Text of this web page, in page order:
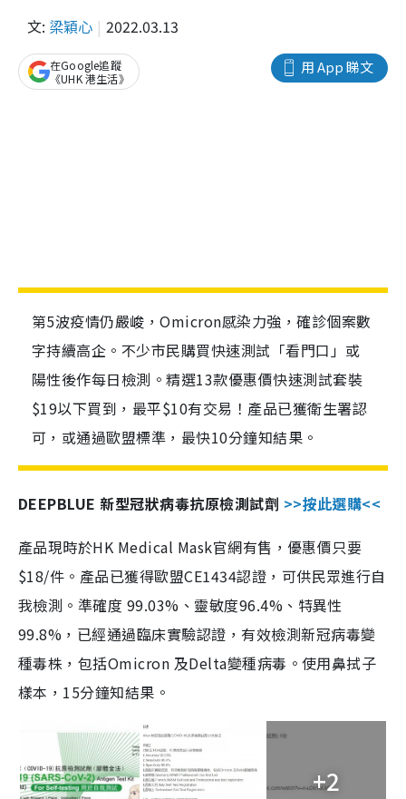
文: 梁穎心 2022.03.13
用 App 睇文
在Google追蹤
《UHK 港生活》
第5波疫情仍嚴峻，Omicron感染力強，確診個案數
字持續高企。不少市民購買快速測試「看門口」或
陽性後作每日檢測。精選13款優惠價快速測試套裝
$19以下買到，最平$10有交易！產品已獲衛生署認
可，或通過歐盟標準，最快10分鐘知結果。
DEEPBLUE 新型冠狀病毒抗原檢測試劑 >>按此選購<<
產品現時於HK Medical Mask官網有售，優惠價只要
$18/件。產品已獲得歐盟CE1434認證，可供民眾進行自
我檢測。準確度 99.03%、靈敏度96.4%、特異性
99.8%，已經通過臨床實驗認證，有效檢測新冠病毒變
種毒株，包括Omicron 及Delta變種病毒。使用鼻拭子
樣本，15分鐘知結果。
+2